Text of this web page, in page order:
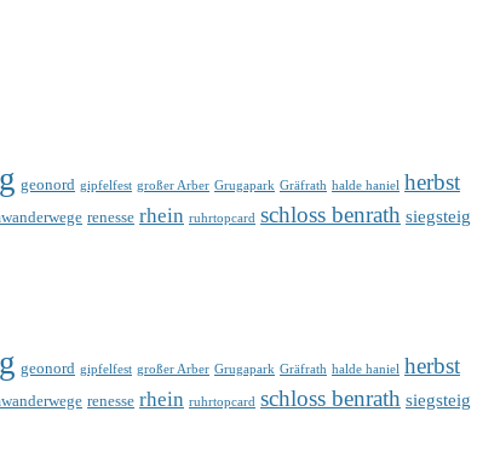
geonord gipfelfest großer Arber Grugapark Gräfrath halde haniel herbst
renesse rhein ruhrtopcard schloss benrath siegsteig
geonord gipfelfest großer Arber Grugapark Gräfrath halde haniel herbst
renesse rhein ruhrtopcard schloss benrath siegsteig